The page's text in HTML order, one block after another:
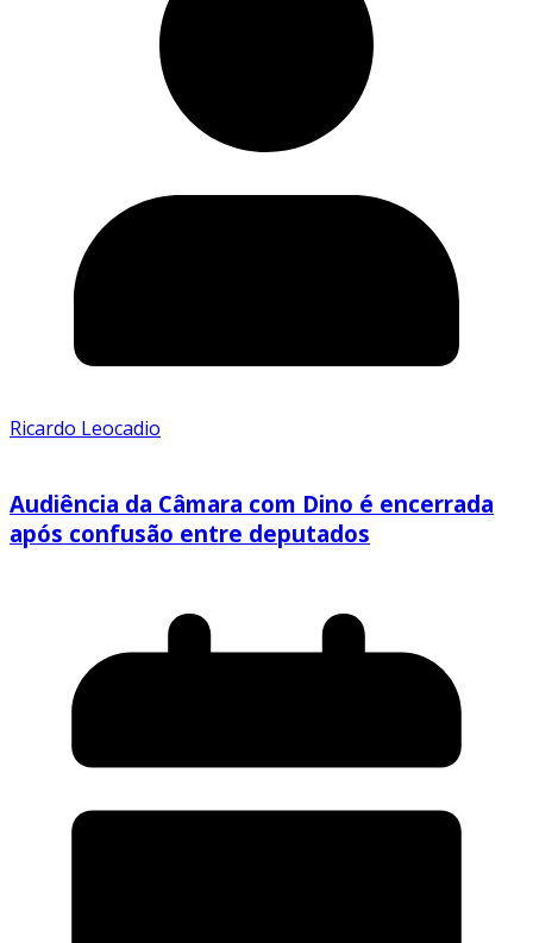
Ricardo Leocadio
Audiência da Câmara com Dino é encerrada
após confusão entre deputados